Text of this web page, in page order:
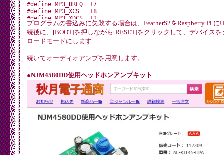
#define MP3_DREQ  17
#define MP3_XCS   18
#define MP3_XDCS  12
#define MP3_RESET 14
//VS10xx SCI Registers
#define SCI_MODE 0x00
#define SCI_BASS 0x02
#define SCI_DECODE_TIME 0x04
#define SCI_AUDATA 0x05
#define SCI_WRAM 0x06
#define SCI_WRAMADDR 0x07
#define SCI_HDAT0 0x08
#define SCI_HDAT1 0x09
#define SCI_AIADDR 0x0A
#define SCI_AICTRL0 0x0C
#define SCI_AICTRL1 0x0D
#define SCI_AICTRL2 0x0E
#define SCI_AICTRL3 0x0F
プログラムの書込みに失敗する場合は、FeatherS2をRaspberry Pi に
続後に、[BOOT]を押しながら[RESET]をクリックして、デバイスを
ロードモードにします
続いてオーディオアンプを用意します。
●NJM4580DD使用ヘッドホンアンプキット